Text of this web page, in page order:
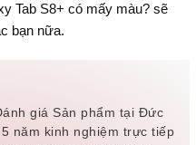
Tab S8+ có mấy màu? sẽ
bạn nữa.
giá Sản phẩm tại Đức
năm kinh nghiệm trực tiếp